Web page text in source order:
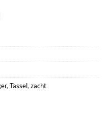
,Tassel,zacht